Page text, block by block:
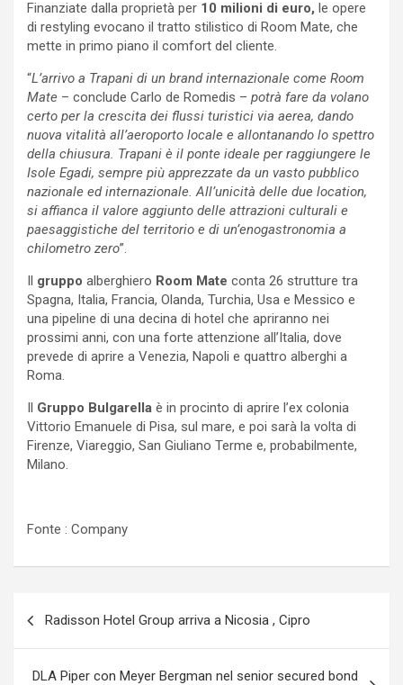
Finanziate dalla proprietà per 10 milioni di euro, le opere
di restyling evocano il tratto stilistico di Room Mate, che
mette in primo piano il comfort del cliente.
“L’arrivo a Trapani di un brand internazionale come Room
Mate – conclude Carlo de Romedis – potrà fare da volano
certo per la crescita dei flussi turistici via aerea, dando
nuova vitalità all’aeroporto locale e allontanando lo spettro
della chiusura. Trapani è il ponte ideale per raggiungere le
Isole Egadi, sempre più apprezzate da un vasto pubblico
nazionale ed internazionale. All’unicità delle due location,
si affianca il valore aggiunto delle attrazioni culturali e
paesaggistiche del territorio e di un’enogastronomia a
chilometro zero”.
Il gruppo alberghiero Room Mate conta 26 strutture tra
Spagna, Italia, Francia, Olanda, Turchia, Usa e Messico e
una pipeline di una decina di hotel che apriranno nei
prossimi anni, con una forte attenzione all’Italia, dove
prevede di aprire a Venezia, Napoli e quattro alberghi a
Roma.
Il Gruppo Bulgarella è in procinto di aprire l’ex colonia
Vittorio Emanuele di Pisa, sul mare, e poi sarà la volta di
Firenze, Viareggio, San Giuliano Terme e, probabilmente,
Milano.
Fonte : Company
Radisson Hotel Group arriva a Nicosia , Cipro
DLA Piper con Meyer Bergman nel senior secured bond